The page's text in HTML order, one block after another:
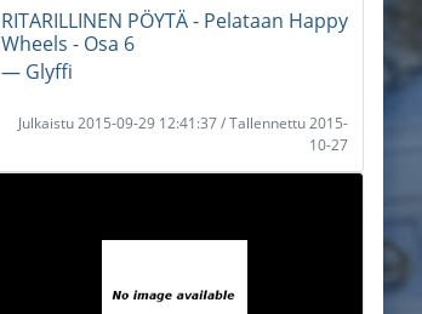
RITARILLINEN PÖYTÄ - Pelataan Happy
Wheels - Osa 6
― Glyffi
Julkaistu 2015-09-29 12:41:37 / Tallennettu 2015-
10-27